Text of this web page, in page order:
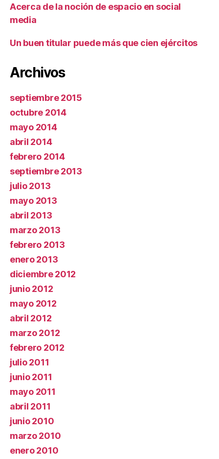
Acerca de la noción de espacio en social
media
Un buen titular puede más que cien ejércitos
Archivos
septiembre 2015
octubre 2014
mayo 2014
abril 2014
febrero 2014
septiembre 2013
julio 2013
mayo 2013
abril 2013
marzo 2013
febrero 2013
enero 2013
diciembre 2012
junio 2012
mayo 2012
abril 2012
marzo 2012
febrero 2012
julio 2011
junio 2011
mayo 2011
abril 2011
junio 2010
marzo 2010
enero 2010